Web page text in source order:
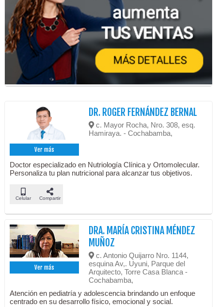
Ver más
DR. ROGER FERNÁNDEZ BERNAL
c. Mayor Rocha, Nro. 308, esq.
Hamiraya. - Cochabamba,
Doctor especializado en Nutriología Clínica y Ortomolecular.
Personaliza tu plan nutricional para alcanzar tus objetivos.
Celular Compartir
Ver más
DRA. MARÍA CRISTINA MÉNDEZ
MUÑOZ
c. Antonio Quijarro Nro. 1144,
esquina Av,. Uyuni, Parque del
Arquitecto, Torre Casa Blanca -
Cochabamba,
Atención en pediatría y adolescencia brindando un enfoque
centrado en su desarrollo físico, emocional y social.